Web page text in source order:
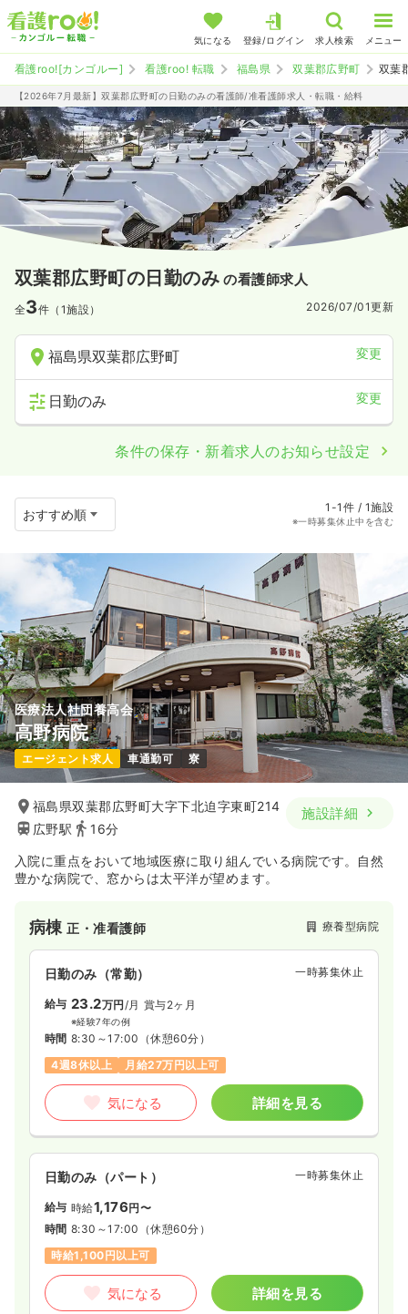
気になる 登録/ログイン 求人検索 メニュー
看護roo![カンゴルー] 看護roo! 転職 福島県 双葉郡広野町 双葉
【2026年7月最新】双葉郡広野町の日勤のみの看護師/准看護師求人・転職・給料
双葉郡広野町の日勤のみ の看護師求人
全3件（1施設） 2026/07/01更新
福島県双葉郡広野町 変更
日勤のみ 変更
条件の保存・新着求人のお知らせ設定
1-1件 / 1施設
※一時募集休止中を含む
医療法人社団養高会
高野病院
エージェント求人 車通勤可 寮
福島県双葉郡広野町大字下北迫字東町214
広野駅
16分
施設詳細
入院に重点をおいて地域医療に取り組んでいる病院です。自然
豊かな病院で、窓からは太平洋が望めます。
病棟正・准看護師 療養型病院
日勤のみ（常勤） 一時募集休止
給与 23.2万円 /月 賞与2ヶ月
※経験7年の例
時間 8:30～17:00 （休憩60分）
4週8休以上
月給27万円以上可
気になる 詳細を見る
日勤のみ（パート） 一時募集休止
給与 時給1,176円〜
時間 8:30～17:00 （休憩60分）
時給1,100円以上可
気になる 詳細を見る